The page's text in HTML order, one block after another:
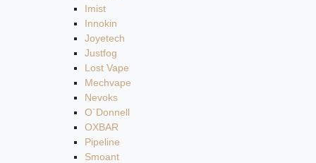
Imist
Innokin
Joyetech
Justfog
Lost Vape
Mechvape
Nevoks
O`Donnell
OXBAR
Pipeline
Smoant